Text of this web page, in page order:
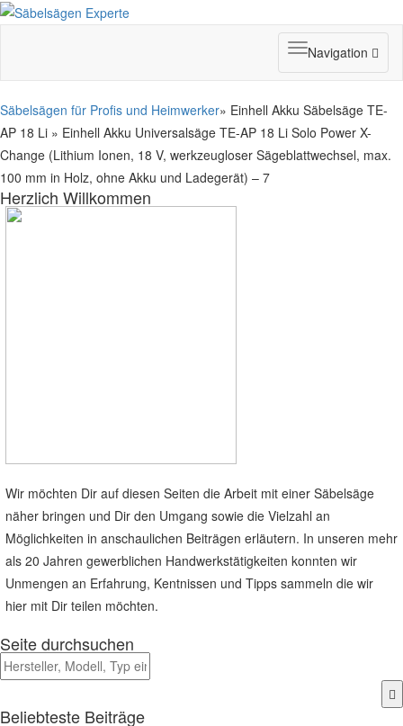
Toggle
navigation
Navigation
Säbelsägen für Profis und Heimwerker» Einhell Akku Säbelsäge TE-
AP 18 Li » Einhell Akku Universalsäge TE-AP 18 Li Solo Power X-
Change (Lithium Ionen, 18 V, werkzeugloser Sägeblattwechsel, max.
100 mm in Holz, ohne Akku und Ladegerät) – 7
Herzlich Willkommen
Wir möchten Dir auf diesen Seiten die Arbeit mit einer Säbelsäge
näher bringen und Dir den Umgang sowie die Vielzahl an
Möglichkeiten in anschaulichen Beiträgen erläutern. In unseren mehr
als 20 Jahren gewerblichen Handwerkstätigkeiten konnten wir
Unmengen an Erfahrung, Kentnissen und Tipps sammeln die wir
hier mit Dir teilen möchten.
Seite durchsuchen
Beliebteste Beiträge